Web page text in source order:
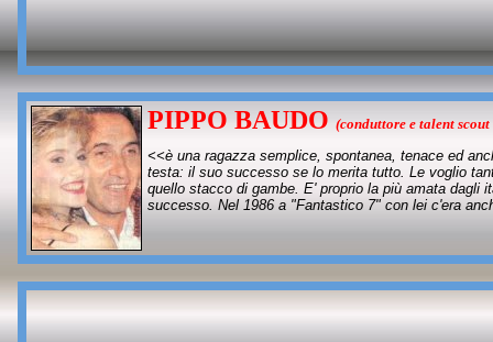
PIPPO BAUDO (conduttore e talent
<<è una ragazza semplice, spontanea, tenace ed
testa: il suo successo se lo merita tutto. Le voglio
quello stacco di gambe. E' proprio la più amata dagli
successo. Nel 1986 a "Fantastico 7" con lei c'era